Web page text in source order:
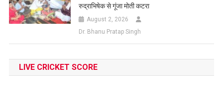
रुद्राभिषेक से गूंजा मोती कटरा
August 2, 2026
Dr. Bhanu Pratap Singh
LIVE CRICKET SCORE